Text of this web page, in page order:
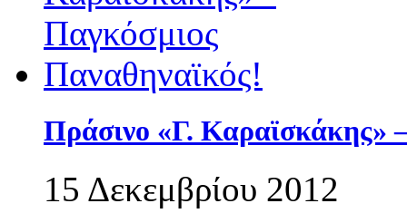
Πράσινο «Γ. Καραϊσκάκης»
15 Δεκεμβρίου 2012